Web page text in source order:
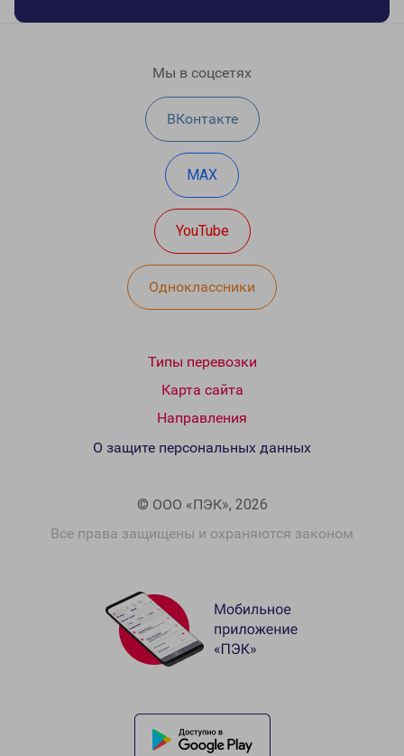
Мы в соцсетях
ВКонтакте
MAX
YouTube
Одноклассники
Типы перевозки
Карта сайта
Направления
© ООО «ПЭК», 2026
Все права защищены и охраняются законом
О защите персональных данных